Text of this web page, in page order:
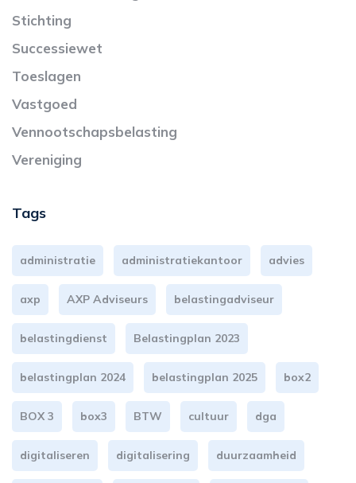
Stichting
Successiewet
Toeslagen
Vastgoed
Vennootschapsbelasting
Vereniging
Tags
administratie administratiekantoor advies
axp AXP Adviseurs belastingadviseur
belastingdienst Belastingplan 2023
belastingplan 2024 belastingplan 2025 box2
BOX 3 box3 BTW cultuur dga
digitaliseren digitalisering duurzaamheid